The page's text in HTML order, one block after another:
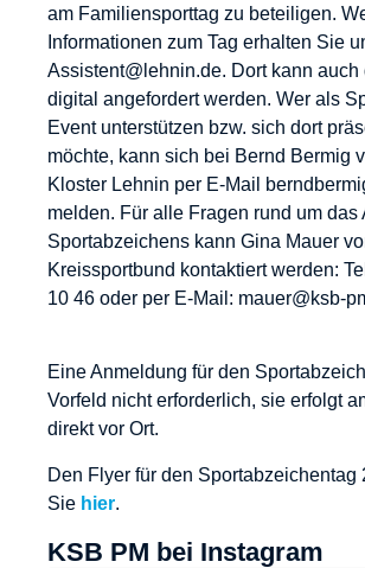
am Familiensporttag zu beteiligen.
Informationen zum Tag erhalten Sie
Assistent@lehnin.de. Dort kann auch
digital angefordert werden. Wer als
Event unterstützen bzw. sich dort
möchte, kann sich bei Bernd Bermig
Kloster Lehnin per E-Mail
melden. Für alle Fragen rund um das
Sportabzeichens kann Gina Mauer
Kreissportbund kontaktiert werden:
10 46 oder per E-Mail: mauer@ksb-
Eine Anmeldung für den
Vorfeld nicht erforderlich, sie erfolgt
direkt vor Ort.
Den Flyer für den Sportabzeichentag
Sie hier.
KSB PM bei Instagram